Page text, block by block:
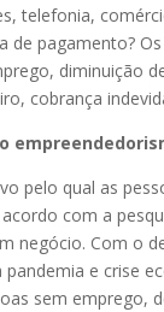
telefonia,
de pagamento?
diminuição
cobrança
pelo qual as
com a
negócio. Com o
pandemia e crise
sem emprego,